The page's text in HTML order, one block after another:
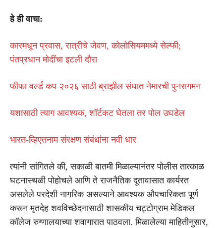
हे ही वाचा:
कारमधून प्रवास, रात्रीचे जेवण, कोलोसियममध्ये सेल्फी;
पंतप्रधान मोदींचा इटली दौरा
फीफा वर्ल्ड कप २०२६ साठी ब्राझील संघात नेमारची पुनरागमन
यशासाठी त्याग आवश्यक, शॉर्टकट घेतला तर पोल उघडेल
भारत-व्हिएतनाम संरक्षण संबंधांना नवी धार
त्यांनी सांगितले की, सकाळी बातमी मिळाल्यानंतर पोलीस तात्काळ
घटनास्थळी पोहोचले आणि ते राजनैतिक दूतावासात कार्यरत
असलेले परदेशी नागरिक असल्याने आवश्यक औपचारिकता पूर्ण
करून मृतदेह शवविच्छेदनासाठी शासकीय चट्टोग्राम मेडिकल
कॉलेज रुग्णालयाच्या शवागारात पाठवला. मिळालेल्या माहितीनुसार,